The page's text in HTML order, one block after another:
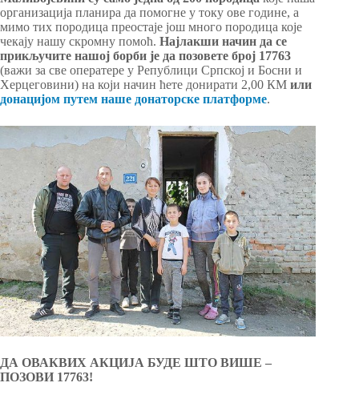
организација планира да помогне у току ове године, а
мимо тих породица преостаје још много породица које
чекају нашу скромну помоћ. Најлакши начин да се
прикључите нашој борби је да позовете број 17763
(важи за све оператере у Републици Српској и Босни и
Херцеговини) на који начин ћете донирати 2,00 КМ или
донацијом путем наше донаторске платформе.
ДА ОВАКВИХ АКЦИЈА БУДЕ ШТО ВИШЕ –
ПОЗОВИ 17763!